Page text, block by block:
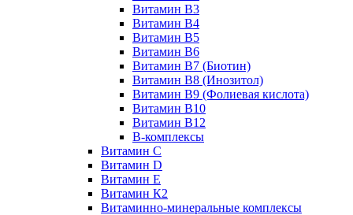
Витамин B3
Витамин B4
Витамин B5
Витамин B6
Витамин B7 (Биотин)
Витамин B8 (Инозитол)
Витамин B9 (Фолиевая кислота)
Витамин B10
Витамин B12
B-комплексы
Витамин C
Витамин D
Витамин E
Витамин К2
Витаминно-минеральные комплексы